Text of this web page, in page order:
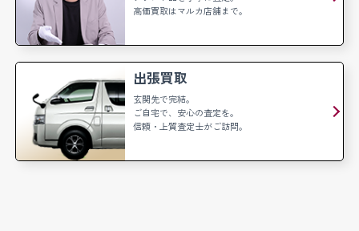
高価買取はマルカ店舗まで。
出張買取
玄関先で完結。
ご自宅で、安心の査定を。
信頼・上質査定士がご訪問。